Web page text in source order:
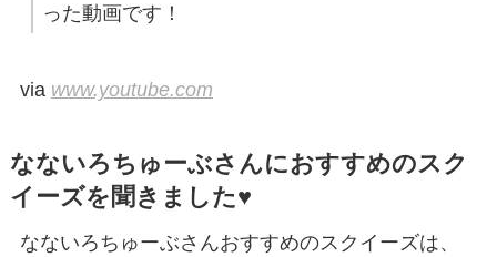
った動画です！
via www.youtube.com
なないろちゅーぶさんにおすすめのスク
イーズを聞きました♥︎
なないろちゅーぶさんおすすめのスクイーズは、